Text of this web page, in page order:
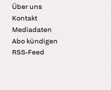
Über uns
Kontakt
Mediadaten
Abo kündigen
RSS-Feed